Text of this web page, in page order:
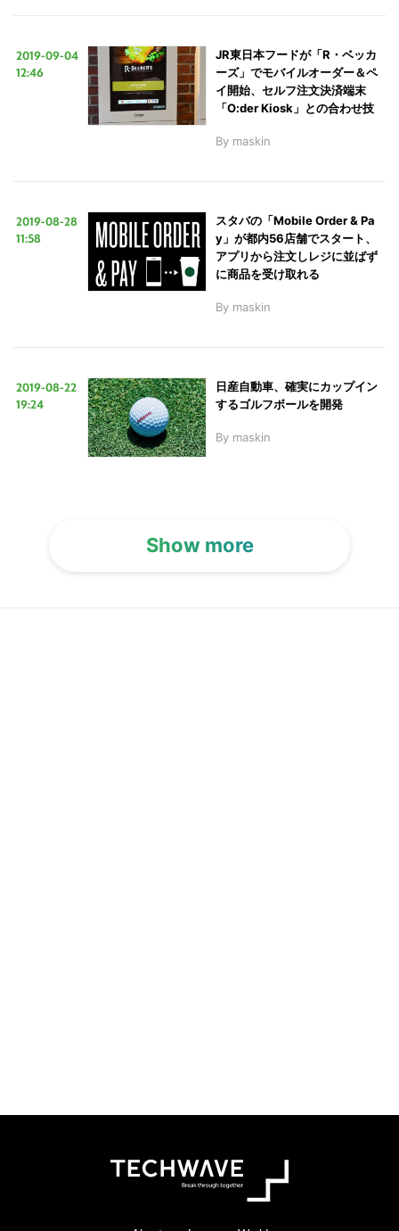
2019-09-04
12:46
JR東日本フードが「R・ベッカ
ーズ」でモバイルオーダー＆ペ
イ開始、セルフ注文決済端末
「O:der Kiosk」との合わせ技
By maskin
2019-08-28
11:58
スタバの「Mobile Order & Pa
y」が都内56店舗でスタート、
アプリから注文しレジに並ばず
に商品を受け取れる
By maskin
2019-08-22
19:24
日産自動車、確実にカップイン
するゴルフボールを開発
By maskin
Show more
検
索